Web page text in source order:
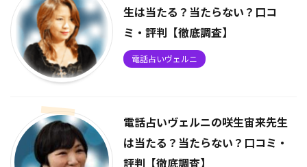
生は当たる？当たらない？口コ
ミ・評判【徹底調査】
電話占いヴェルニ
電話占いヴェルニの咲生宙来先生
は当たる？当たらない？口コミ・
評判【徹底調査】